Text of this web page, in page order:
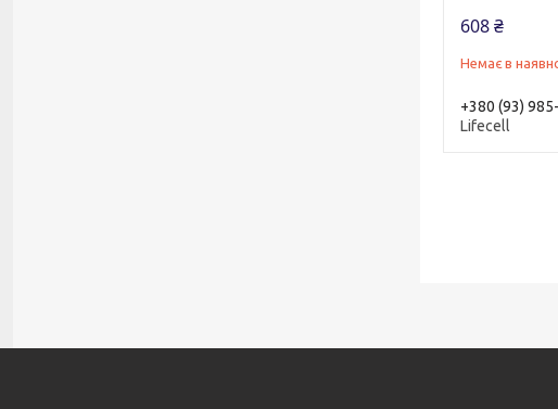
608 ₴
Немає в
+380 (93)
Lifecell